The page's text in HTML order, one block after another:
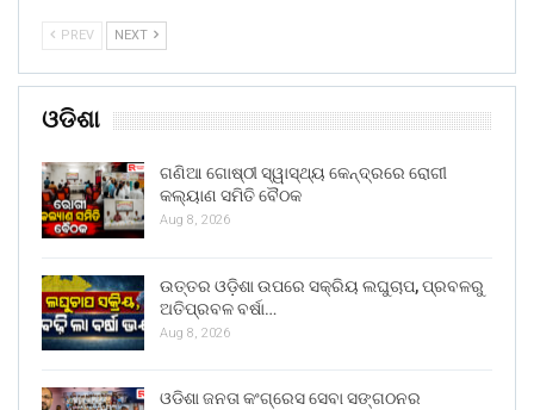
PREV NEXT
ଓଡିଶା
ଗଣିଆ ଗୋଷ୍ଠୀ ସ୍ୱାସ୍ଥ୍ୟ କେନ୍ଦ୍ରରେ ରୋଗୀ
କଲ୍ୟାଣ ସମିତି ବୈଠକ
Aug 8, 2026
ଉତ୍ତର ଓଡ଼ିଶା ଉପରେ ସକ୍ରିୟ ଲଘୁଚାପ, ପ୍ରବଳରୁ
ଅତିପ୍ରବଳ ବର୍ଷା…
Aug 8, 2026
ଓଡିଶା ଜନତା କଂଗ୍ରେସ ସେବା ସଙ୍ଗଠନର